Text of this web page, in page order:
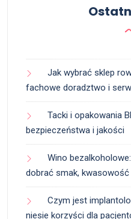
Jak wybrać sklep
fachowe doradztwo i
Tacki i opakowania
bezpieczeństwa i jakości
Wino
dobrać smak,
Czym jest
niesie korzyści dla